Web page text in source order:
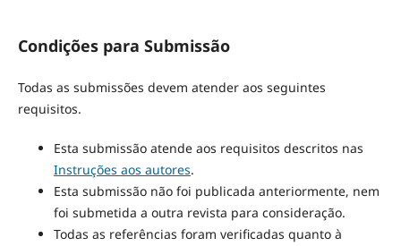
Condições para Submissão
Todas as submissões devem atender aos seguintes
requisitos.
Esta submissão atende aos requisitos descritos nas
Instruções aos autores.
Esta submissão não foi publicada anteriormente, nem
foi submetida a outra revista para consideração.
Todas as referências foram verificadas quanto à